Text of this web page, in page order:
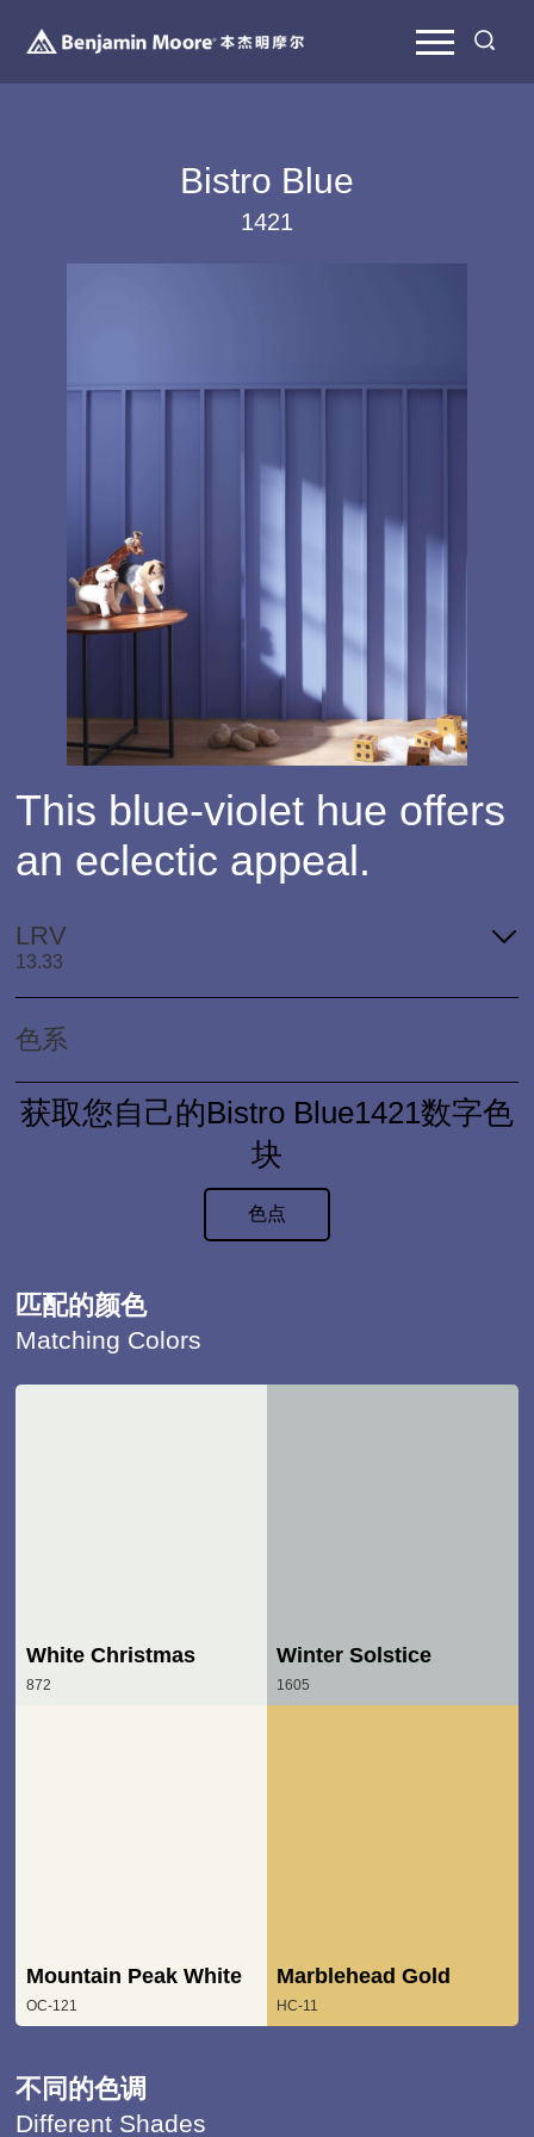
Bistro Blue
1421
This blue-violet hue offers
an eclectic appeal.
LRV
13.33
色系
获取您自己的Bistro Blue1421数字色
块
色点
匹配的颜色
Matching Colors
White Christmas
872
Winter Solstice
1605
Mountain Peak White
OC-121
Marblehead Gold
HC-11
不同的色调
Different Shades